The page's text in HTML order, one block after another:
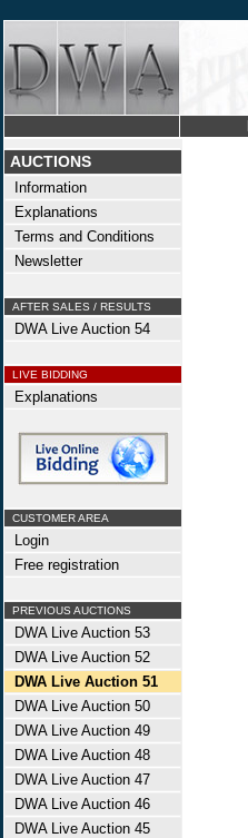
AUCTIONS
Information
Explanations
Terms and Conditions
Newsletter
AFTER SALES / RESULTS
DWA Live Auction 54
LIVE BIDDING
Explanations
CUSTOMER AREA
Login
Free registration
PREVIOUS AUCTIONS
DWA Live Auction 53
DWA Live Auction 52
DWA Live Auction 51
DWA Live Auction 50
DWA Live Auction 49
DWA Live Auction 48
DWA Live Auction 47
DWA Live Auction 46
DWA Live Auction 45